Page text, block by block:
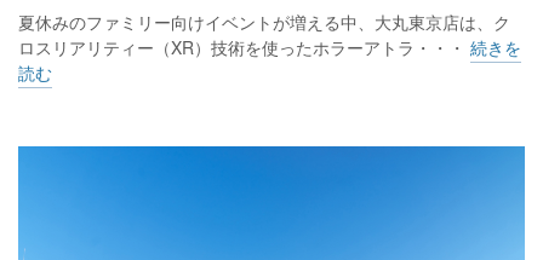
夏休みのファミリー向けイベントが増える中、大丸東京店は、ク
ロスリアリティー（XR）技術を使ったホラーアトラ・・・ 続きを
読む